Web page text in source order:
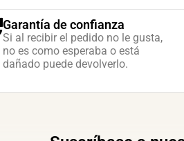
Garantía de confianza
Si al recibir el pedido no le gusta,
no es como esperaba o está
dañado puede devolverlo.